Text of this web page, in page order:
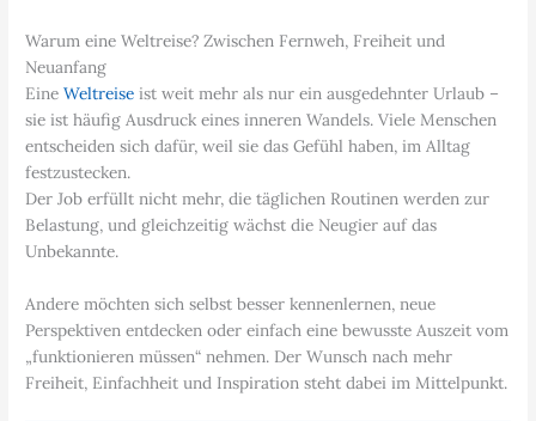
Warum eine Weltreise? Zwischen Fernweh, Freiheit und
Neuanfang
EineWeltreise ist weit mehr als nur ein ausgedehnter Urlaub –
sie ist häufig Ausdruck eines inneren Wandels. Viele Menschen
entscheiden sich dafür, weil sie das Gefühl haben, im Alltag
festzustecken.
Der Job erfüllt nicht mehr, die täglichen Routinen werden zur
Belastung, und gleichzeitig wächst die Neugier auf das
Unbekannte.
Andere möchten sich selbst besser kennenlernen, neue
Perspektiven entdecken oder einfach eine bewusste Auszeit vom
„funktionieren müssen“ nehmen. Der Wunsch nach mehr
Freiheit, Einfachheit und Inspiration steht dabei im Mittelpunkt.